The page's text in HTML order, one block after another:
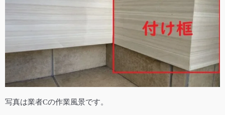
写真は業者Cの作業風景です。